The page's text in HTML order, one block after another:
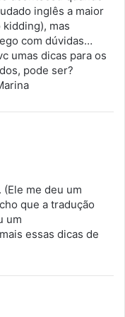
inglês a maior
mas
com dúvidas…
umas dicas para os
pode ser?
me deu um
que a tradução
um
essas dicas de